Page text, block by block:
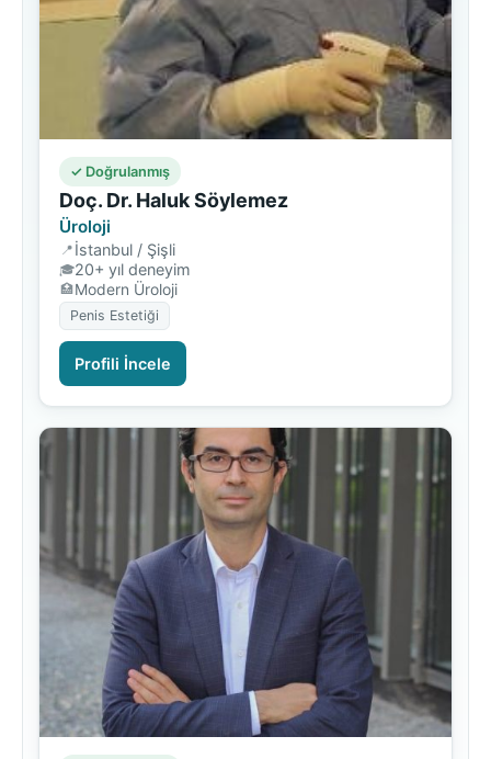
✓ Doğrulanmış
Doç. Dr. Haluk Söylemez
Üroloji
İstanbul / Şişli
20+ yıl deneyim
Modern Üroloji
Penis Estetiği
Profili İncele